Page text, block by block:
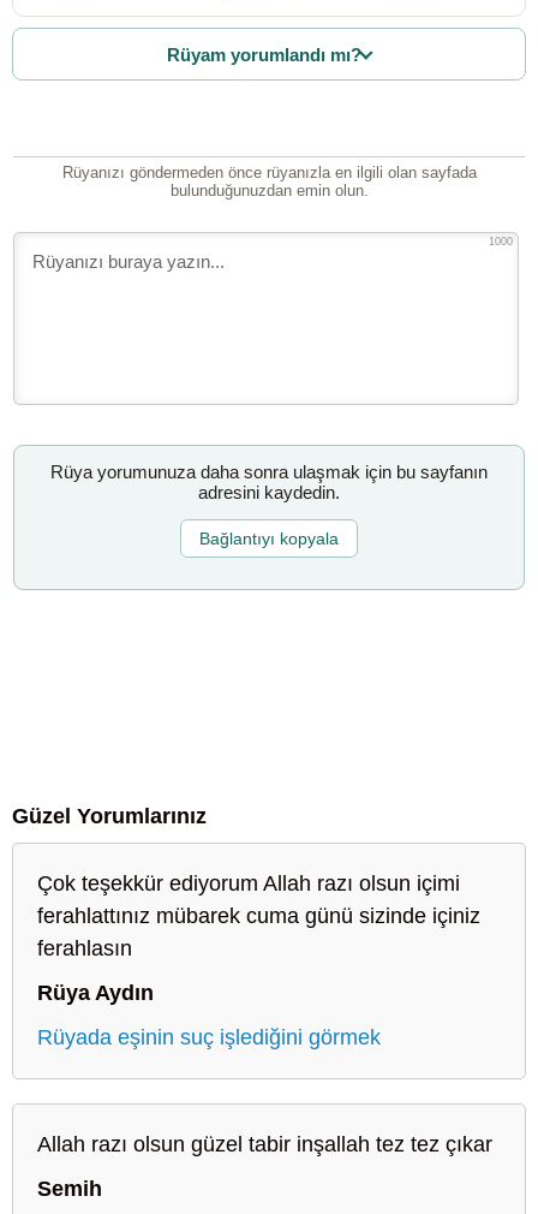
Rüyam yorumlandı mı?
Rüyanızı göndermeden önce rüyanızla en ilgili olan sayfada
bulunduğunuzdan emin olun.
1000
Rüya yorumunuza daha sonra ulaşmak için bu sayfanın
adresini kaydedin.
Bağlantıyı kopyala
Güzel Yorumlarınız
Çok teşekkür ediyorum Allah razı olsun içimi
ferahlattınız mübarek cuma günü sizinde içiniz
ferahlasın
Rüya Aydın
Rüyada eşinin suç işlediğini görmek
Allah razı olsun güzel tabir inşallah tez tez çıkar
Semih